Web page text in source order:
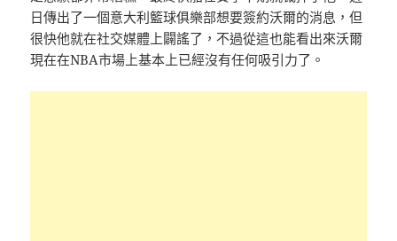
日傳出了一個意大利籃球俱樂部想要簽約沃爾的消息，但
很快他就在社交媒體上闢謠了，不過從這也能看出來沃爾
現在在NBA市場上基本上已經沒有任何吸引力了。